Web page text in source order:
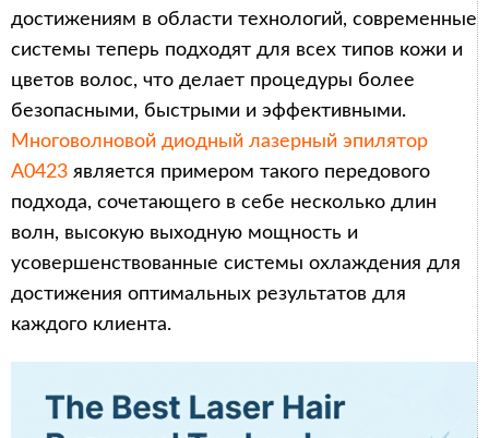
достижениям в области технологий, современные
системы теперь подходят для всех типов кожи и
цветов волос, что делает процедуры более
безопасными, быстрыми и эффективными.
Многоволновой диодный лазерный эпилятор
A0423 является примером такого передового
подхода, сочетающего в себе несколько длин
волн, высокую выходную мощность и
усовершенствованные системы охлаждения для
достижения оптимальных результатов для
каждого клиента.